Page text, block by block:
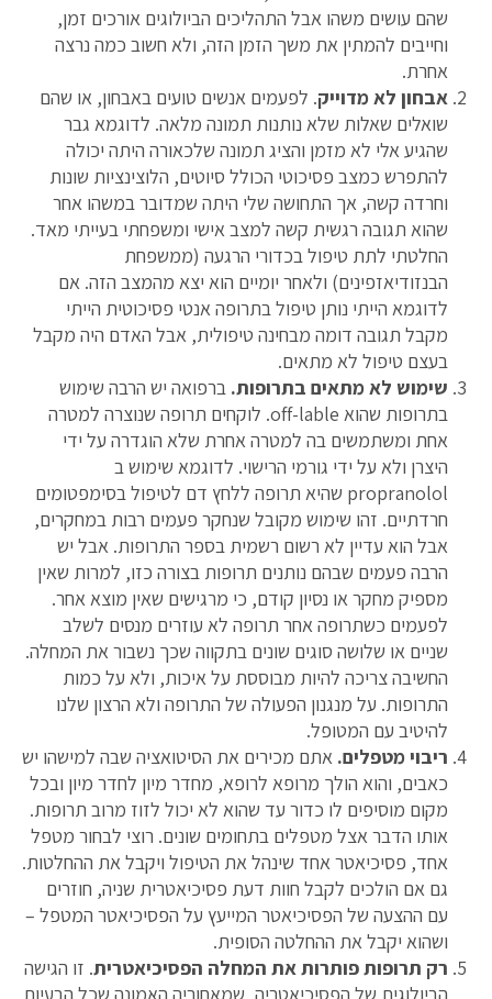
שהם עושים משהו אבל התהליכים הביולוגים אורכים זמן,
וחייבים להמתין את משך הזמן הזה, ולא חשוב כמה נרצה
אחרת.
אבחון לא מדוייק. לפעמים אנשים טועים באבחון, או שהם
שואלים שאלות שלא נותנות תמונה מלאה. לדוגמא גבר
שהגיע אלי לא מזמן והציג תמונה שלכאורה היתה יכולה
להתפרש כמצב פסיכוטי הכולל סיוטים, הלוצינציות שונות
וחרדה קשה, אך התחושה שלי היתה שמדובר במשהו אחר
שהוא תגובה רגשית קשה למצב אישי ומשפחתי בעייתי מאד.
החלטתי לתת טיפול בכדורי הרגעה (ממשפחת
הבנזודיאזפינים) ולאחר יומיים הוא יצא מהמצב הזה. אם
לדוגמא הייתי נותן טיפול בתרופה אנטי פסיכוטית הייתי
מקבל תגובה דומה מבחינה טיפולית, אבל האדם היה מקבל
בעצם טיפול לא מתאים.
שימוש לא מתאים בתרופות. ברפואה יש הרבה שימוש
בתרופות שהוא off-lable. לוקחים תרופה שנוצרה למטרה
אחת ומשתמשים בה למטרה אחרת שלא הוגדרה על ידי
היצרן ולא על ידי גורמי הרישוי. לדוגמא שימוש ב
propranolol שהיא תרופה ללחץ דם לטיפול בסימפטומים
חרדתיים. זהו שימוש מקובל שנחקר פעמים רבות במחקרים,
אבל הוא עדיין לא רשום רשמית בספר התרופות. אבל יש
הרבה פעמים שבהם נותנים תרופות בצורה כזו, למרות שאין
מספיק מחקר או נסיון קודם, כי מרגישים שאין מוצא אחר.
לפעמים כשתרופה אחר תרופה לא עוזרים מנסים לשלב
שניים או שלושה סוגים שונים בתקווה שכך נשבור את המחלה.
החשיבה צריכה להיות מבוססת על איכות, ולא על כמות
התרופות. על מנגנון הפעולה של התרופה ולא הרצון שלנו
להיטיב עם המטופל.
ריבוי מטפלים. אתם מכירים את הסיטואציה שבה למישהו יש
כאבים, והוא הולך מרופא לרופא, מחדר מיון לחדר מיון ובכל
מקום מוסיפים לו כדור עד שהוא לא יכול לזוז מרוב תרופות.
אותו הדבר אצל מטפלים בתחומים שונים. רוצי לבחור מטפל
אחד, פסיכיאטר אחד שינהל את הטיפול ויקבל את ההחלטות.
גם אם הולכים לקבל חוות דעת פסיכיאטרית שניה, חוזרים
עם ההצעה של הפסיכיאטר המייעץ על הפסיכיאטר המטפל –
ושהוא יקבל את ההחלטה הסופית.
רק תרופות פותרות את המחלה הפסיכיאטרית. זו הגישה